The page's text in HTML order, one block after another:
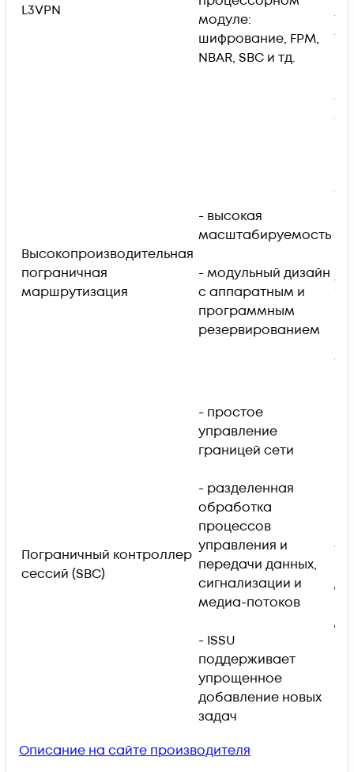
L3VPN
модуле:
шифрование, FPM,
NBAR, SBC и тд.
Высокопроизводительная
пограничная
маршрутизация
- высокая
масштабируемость
- модульный дизайн
с аппаратным и
программным
резервированием
Пограничный контроллер
сессий (SBC)
- простое
управление
границей сети
- разделенная
обработка
процессов
управления и
передачи данных,
сигнализации и
медиа-потоков
- ISSU
поддерживает
упрощенное
добавление новых
задач
до
Описание на сайте производителя